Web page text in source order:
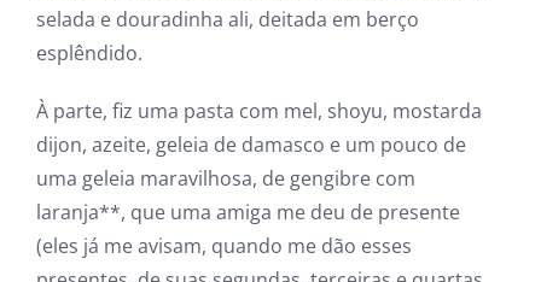
selada e douradinha ali, deitada em berço
esplêndido.
À parte, fiz uma pasta com mel, shoyu, mostarda
dijon, azeite, geleia de damasco e um pouco de
uma geleia maravilhosa, de gengibre com
laranja**, que uma amiga me deu de presente
(eles já me avisam, quando me dão esses